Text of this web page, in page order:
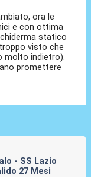
ora le
e con ottima
statico
visto che
molto indietro).
promettere
- SS Lazio
27 Mesi